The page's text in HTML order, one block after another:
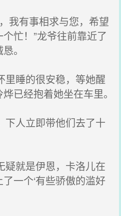
我有事相求与您，希望
忙！”龙爷往前靠近了
。
睡的很安稳，等她醒
已经抱着她坐在车里。
人立即带他们去了十
就是伊恩，卡洛儿在
一个‘有些骄傲的滥好